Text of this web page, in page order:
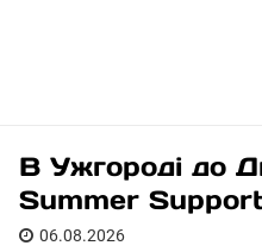
В Ужгороді до
Summer
06.08.2026